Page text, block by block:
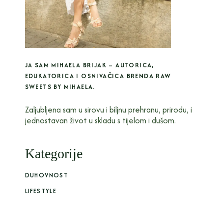
JA SAM MIHAELA BRIJAK – AUTORICA,
EDUKATORICA I OSNIVAČICA BRENDA RAW
SWEETS BY MIHAELA.
Zaljubljena sam u sirovu i biljnu prehranu, prirodu, i
jednostavan život u skladu s tijelom i dušom.
Kategorije
DUHOVNOST
LIFESTYLE